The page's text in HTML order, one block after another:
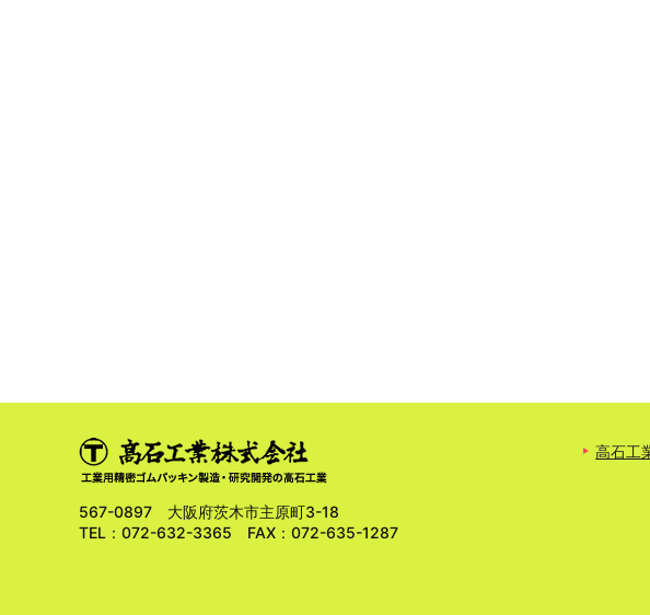
567-0897 大阪府茨木市主原町3-18
TEL：072-632-3365 FAX：072-635-1287
高石工